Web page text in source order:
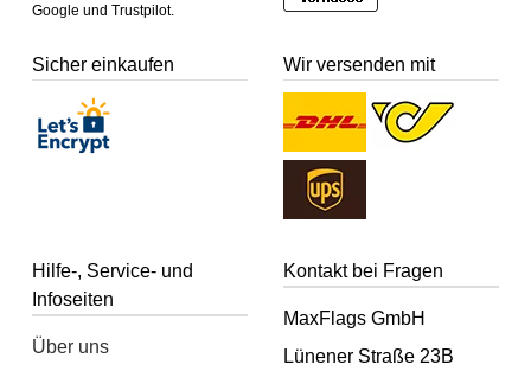
Google und Trustpilot.
Sicher einkaufen Wir versenden mit
Hilfe-, Service- und
Infoseiten
Über uns
Kontakt bei Fragen
MaxFlags GmbH
Lünener Straße 23B